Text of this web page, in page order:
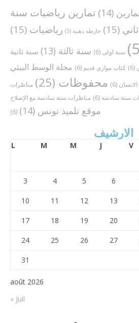
(14)
تمارين رياضيات سنة
(15) خارطة ذهنية (5) رياضيات (15)
سنة اولى (6) سنة ثالثة (13)
سنة ثانية
(6) كتاب موازي قديم (6)
مجلة الوسط البيئي
(6) محفوظات (25)
مناظرات
سنة سادسة (6)
(6)
موقع تلميذ تونس (14)
الارشيف
août 2026
L M M J V
3 4 5 6
10 11 12 13
17 18 19 20
24 25 26 27
31
« Juil